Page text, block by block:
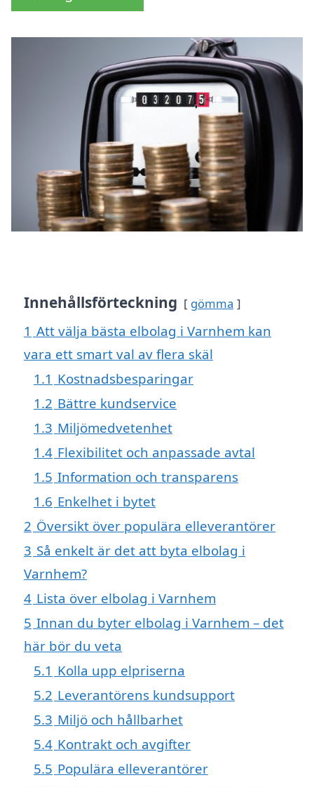
Innehållsförteckning gömma
1 Att välja bästa elbolag i Varnhem kan
vara ett smart val av flera skäl
1.1 Kostnadsbesparingar
1.2 Bättre kundservice
1.3 Miljömedvetenhet
1.4 Flexibilitet och anpassade avtal
1.5 Information och transparens
1.6 Enkelhet i bytet
2 Översikt över populära elleverantörer
3 Så enkelt är det att byta elbolag i
Varnhem?
4 Lista över elbolag i Varnhem
5 Innan du byter elbolag i Varnhem – det
här bör du veta
5.1 Kolla upp elpriserna
5.2 Leverantörens kundsupport
5.3 Miljö och hållbarhet
5.4 Kontrakt och avgifter
5.5 Populära elleverantörer